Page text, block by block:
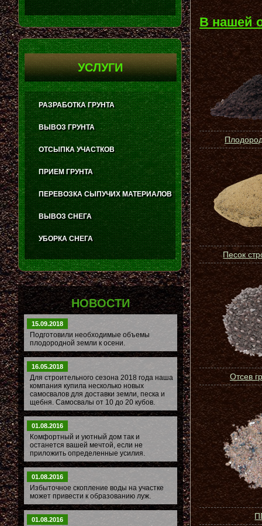
В нашей
Песок
Отсев
УСЛУГИ
РАЗРАБОТКА ГРУНТА
ВЫВОЗ ГРУНТА
ОТСЫПКА УЧАСТКОВ
ПРИЕМ ГРУНТА
ПЕРЕВОЗКА СЫПУЧИХ МАТЕРИАЛОВ
ВЫВОЗ СНЕГА
УБОРКА СНЕГА
НОВОСТИ
15.09.2018
Подготовили необходимые объемы
плодородной земли к осени.
16.05.2018
Для строительного сезона 2018 года наша
компания купила несколько новых
самосвалов для доставки земли, песка и
щебня. Самосвалы от 10 до 20 кубов.
01.08.2016
Комфортный и уютный дом так и
останется вашей мечтой, если не
приложить определенные усилия.
01.08.2016
Избыточное скопление воды на участке
может привести к образованию луж.
01.08.2016